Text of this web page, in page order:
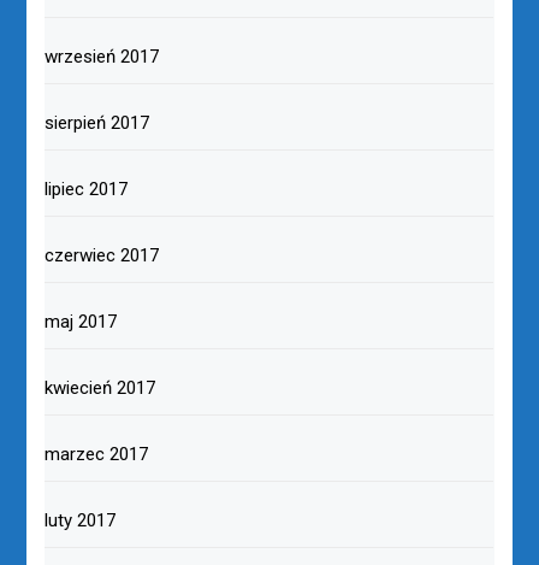
wrzesień 2017
sierpień 2017
lipiec 2017
czerwiec 2017
maj 2017
kwiecień 2017
marzec 2017
luty 2017